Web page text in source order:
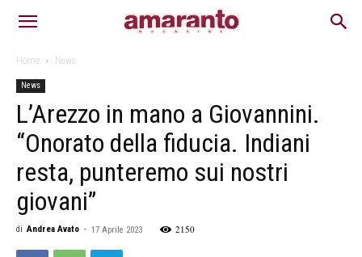
Home News
News
L’Arezzo in mano a Giovannini.
“Onorato della fiducia. Indiani
resta, punteremo sui nostri
giovani”
di Andrea Avato - 17 Aprile 2023 2150